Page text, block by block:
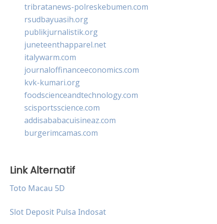
tribratanews-polreskebumen.com
rsudbayuasih.org
publikjurnalistik.org
juneteenthapparel.net
italywarm.com
journaloffinanceeconomics.com
kvk-kumari.org
foodscienceandtechnology.com
scisportsscience.com
addisababacuisineaz.com
burgerimcamas.com
Link Alternatif
Toto Macau 5D
Slot Deposit Pulsa Indosat